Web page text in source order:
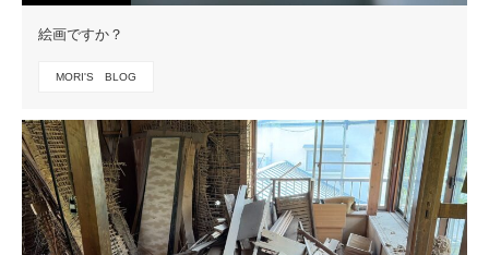
絵画ですか？
MORI'S BLOG